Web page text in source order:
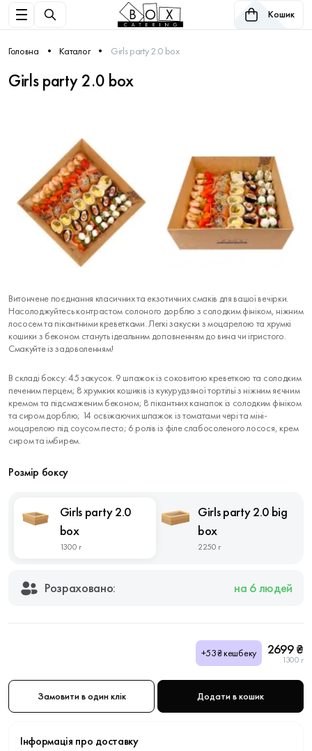
Кошик
Головна Каталог Girls party 2.0 box
Girls party 2.0 box
Витончене поєднання класичних та екзотичних смаків для вашої вечірки.
Насолоджуйтесь контрастом солоного дорблю з солодким фініком, ніжним
лососем та пікантними креветками. Легкі закуски з моцарелою та хрумкі
кошики з беконом стануть ідеальним доповненням до вина чи ігристого.
Смакуйте із задоволенням!
В складі боксу: 45 закусок. 9 шпажок із соковитою креветкою та солодким
печеним перцем; 8 хрумких кошиків із кукурудзяної тортільї з ніжним яєчним
кремом та підсмаженим беконом; 8 пікантних канапок із солодким фініком
та сиром дорблю; 14 освіжаючих шпажок із томатами чері та міні-
моцарелою під соусом песто; 6 ролів із філе слабосоленого лосося, крем
сиром та імбирем.
Розмір боксу
Girls party 2.0
box
1300 г
Girls party 2.0 big
box
2250 г
Розраховано: на 6 людей
+53₴ кешбеку 2699 ₴
1300 г
Замовити в один клік Додати в кошик
Інформація про доставку